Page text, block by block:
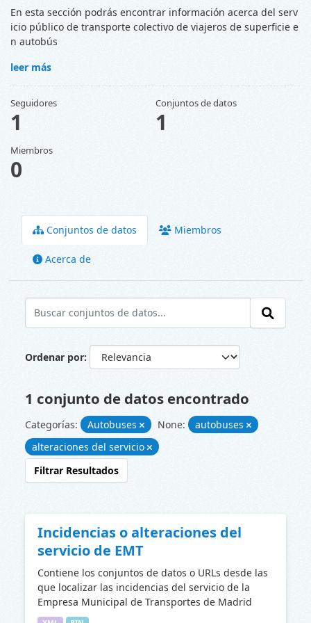
Conjuntos de datos Miembros
Acerca de
Ordenar por
1 conjunto de datos encontrado
Categorías: Autobuses None:
autobuses
alteraciones del servicio
Filtrar Resultados
Incidencias o alteraciones del
servicio de EMT
Contiene los conjuntos de datos o URLs desde las
que localizar las incidencias del servicio de la
Empresa Municipal de Transportes de Madrid
En esta sección podrás encontrar información acerca del serv
icio público de transporte colectivo de viajeros de superficie e
n autobús
leer más
Seguidores
1
Conjuntos de datos
1
Miembros
0